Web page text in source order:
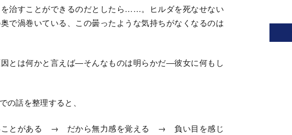
治すことができるのだとしたら……。ヒルダを死なせない
渦巻いている、この曇ったような気持ちがなくなるのは
とは何かと言えば―そんなものは明らかだ―彼女に何もし
の話を整理すると、
とがある → だから無力感を覚える → 負い目を感じ